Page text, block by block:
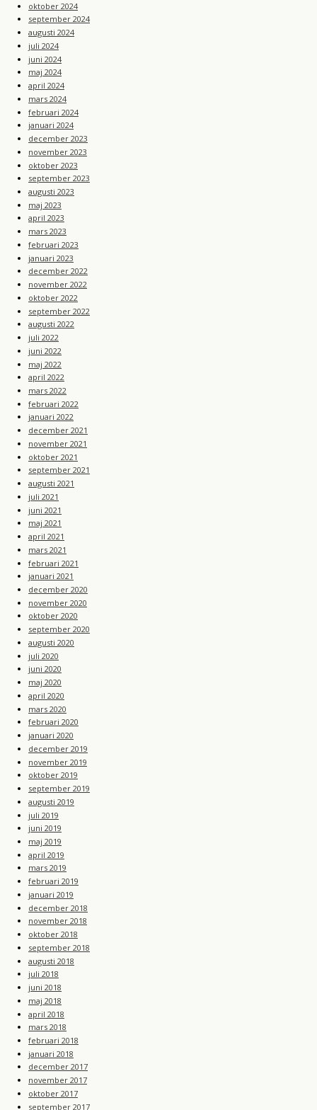
oktober 2024
september 2024
augusti 2024
juli 2024
juni 2024
maj 2024
april 2024
mars 2024
februari 2024
januari 2024
december 2023
november 2023
oktober 2023
september 2023
augusti 2023
maj 2023
april 2023
mars 2023
februari 2023
januari 2023
december 2022
november 2022
oktober 2022
september 2022
augusti 2022
juli 2022
juni 2022
maj 2022
april 2022
mars 2022
februari 2022
januari 2022
december 2021
november 2021
oktober 2021
september 2021
augusti 2021
juli 2021
juni 2021
maj 2021
april 2021
mars 2021
februari 2021
januari 2021
december 2020
november 2020
oktober 2020
september 2020
augusti 2020
juli 2020
juni 2020
maj 2020
april 2020
mars 2020
februari 2020
januari 2020
december 2019
november 2019
oktober 2019
september 2019
augusti 2019
juli 2019
juni 2019
maj 2019
april 2019
mars 2019
februari 2019
januari 2019
december 2018
november 2018
oktober 2018
september 2018
augusti 2018
juli 2018
juni 2018
maj 2018
april 2018
mars 2018
februari 2018
januari 2018
december 2017
november 2017
oktober 2017
september 2017